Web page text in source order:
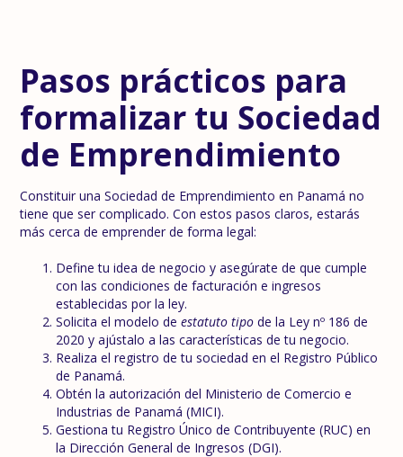
Pasos prácticos para
formalizar tu Sociedad
de Emprendimiento
Constituir una Sociedad de Emprendimiento en Panamá no
tiene que ser complicado. Con estos pasos claros, estarás
más cerca de emprender de forma legal:
Define tu idea de negocio y asegúrate de que cumple
con las condiciones de facturación e ingresos
establecidas por la ley.
Solicita el modelo deestatuto tipo de la Ley nº 186 de
2020 y ajústalo a las características de tu negocio.
Realiza el registro de tu sociedad en el Registro Público
de Panamá.
Obtén la autorización del Ministerio de Comercio e
Industrias de Panamá (MICI).
Gestiona tu Registro Único de Contribuyente (RUC) en
la Dirección General de Ingresos (DGI).